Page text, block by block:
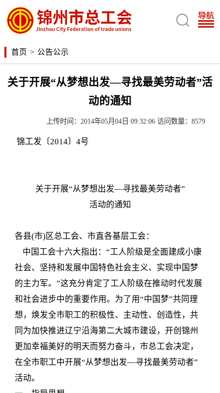

首页 > 公告公示
关于开展“从梦想出发—寻找最美劳动者”活
动的通知
上传时间：2014年05月04日 09:32:06 访问数量：8579
锦工发〔2014〕4号
关于开展“从梦想出发—寻找最美劳动者”
活动的通知
各县(市)区总工会、市直各基层工会：
中国工会十六大指出：“工人阶级是全面建成小康
社会、坚持和发展中国特色社会主义、实现中国梦
的主力军。”这充分肯定了工人阶级在推动时代发展
和社会进步中的重要作用。为了用“中国梦”共同理
想，焕发全市职工的积极性、主动性、创造性，共
同为加快推进辽宁沿海第二大城市建设，开创锦州
更加幸福美好的明天而努力奋斗，市总工会决定，
在全市职工中开展“从梦想出发—寻找最美劳动者”
活动。